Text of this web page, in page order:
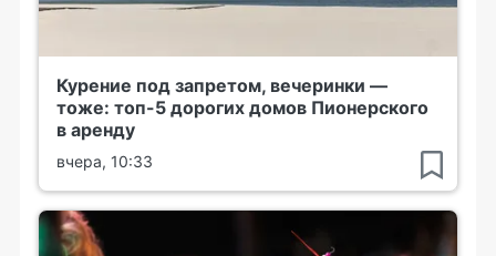
Курение под запретом, вечеринки —
тоже: топ-5 дорогих домов Пионерского
в аренду
вчера, 10:33